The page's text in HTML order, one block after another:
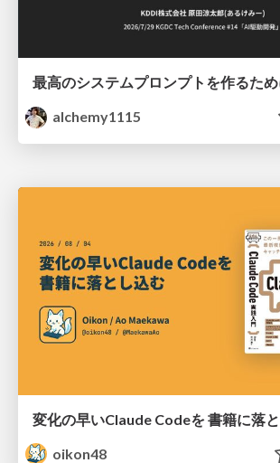
alchemy1115
変化の早いClaude Codeを 書籍に落
oikon48